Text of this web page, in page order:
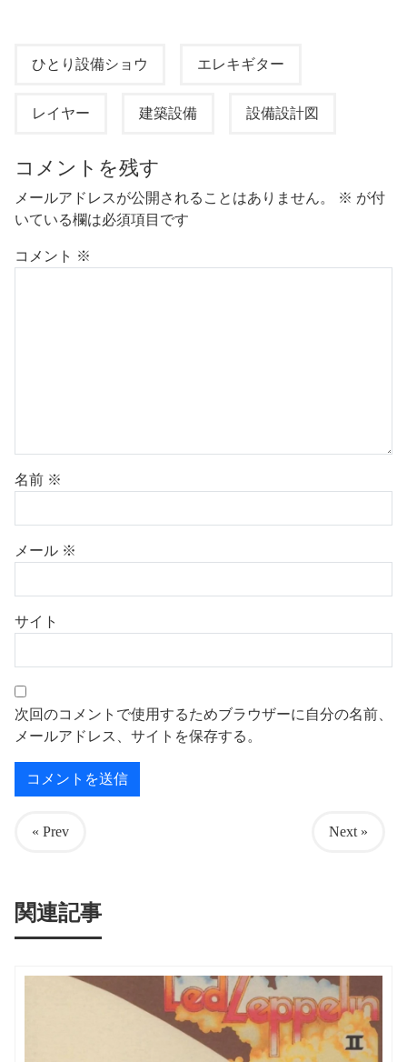
ひとり設備ショウ エレキギター
レイヤー 建築設備 設備設計図
コメントを残す
メールアドレスが公開されることはありません。 ※ が付
いている欄は必須項目です
コメント ※
名前 ※
メール ※
サイト
次回のコメントで使用するためブラウザーに自分の名前、
メールアドレス、サイトを保存する。
« Prev Next »
関連記事